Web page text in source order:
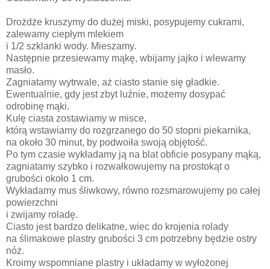
Drożdże kruszymy do dużej miski, posypujemy cukrami,
zalewamy ciepłym mlekiem
i 1/2 szklanki wody. Mieszamy.
Następnie przesiewamy mąkę, wbijamy jajko i wlewamy
masło.
Zagniatamy wytrwale, aż ciasto stanie się gładkie.
Ewentualnie, gdy jest zbyt luźnie, możemy dosypać
odrobinę mąki.
Kulę ciasta zostawiamy w misce,
którą wstawiamy do rozgrzanego do 50 stopni piekarnika,
na około 30 minut, by podwoiła swoją objętość.
Po tym czasie wykładamy ją na blat obficie posypany mąką,
zagniatamy szybko i rozwałkowujemy na prostokąt o
grubości około 1 cm.
Wykładamy mus śliwkowy, równo rozsmarowujemy po całej
powierzchni
i zwijamy roladę.
Ciasto jest bardzo delikatne, wiec do krojenia rolady
na ślimakowe plastry grubości 3 cm potrzebny będzie ostry
nóż.
Kroimy wspomniane plastry i układamy w wyłożonej